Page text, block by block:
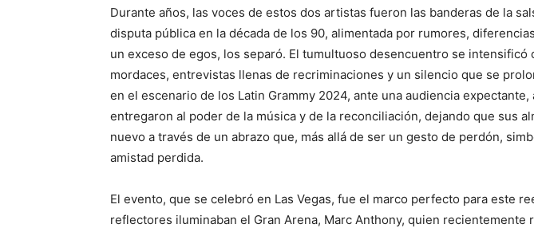
Durante años, las voces de estos dos artistas fueron las banderas de la
disputa pública en la década de los 90, alimentada por rumores,
un exceso de egos, los separó. El tumultuoso desencuentro se intensificó
mordaces, entrevistas llenas de recriminaciones y un silencio que se
en el escenario de los Latin Grammy 2024, ante una audiencia expectante,
entregaron al poder de la música y de la reconciliación, dejando que sus
nuevo a través de un abrazo que, más allá de ser un gesto de perdón,
amistad perdida.
El evento, que se celebró en Las Vegas, fue el marco perfecto para este
reflectores iluminaban el Gran Arena, Marc Anthony, quien recientemente